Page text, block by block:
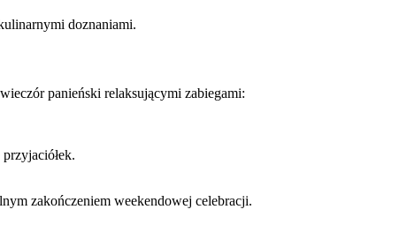
doznaniami.
panieński relaksującymi zabiegami:
zakończeniem weekendowej celebracji.